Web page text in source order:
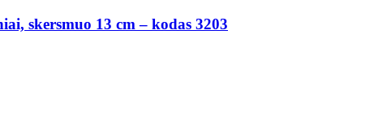
skersmuo 13 cm – kodas 3203